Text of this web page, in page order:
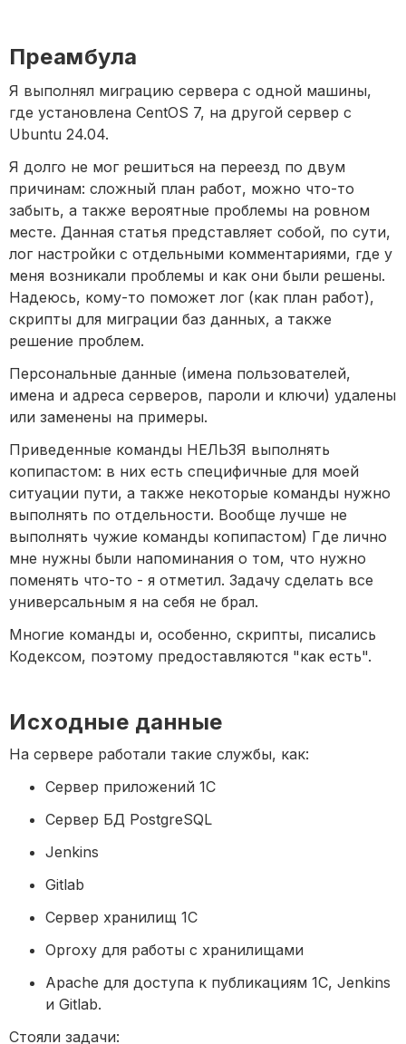
Преамбула
Я выполнял миграцию сервера с одной машины,
где установлена CentOS 7, на другой сервер с
Ubuntu 24.04.
Я долго не мог решиться на переезд по двум
причинам: сложный план работ, можно что-то
забыть, а также вероятные проблемы на ровном
месте. Данная статья представляет собой, по сути,
лог настройки с отдельными комментариями, где у
меня возникали проблемы и как они были решены.
Надеюсь, кому-то поможет лог (как план работ),
скрипты для миграции баз данных, а также
решение проблем.
Персональные данные (имена пользователей,
имена и адреса серверов, пароли и ключи) удалены
или заменены на примеры.
Приведенные команды НЕЛЬЗЯ выполнять
копипастом: в них есть специфичные для моей
ситуации пути, а также некоторые команды нужно
выполнять по отдельности. Вообще лучше не
выполнять чужие команды копипастом) Где лично
мне нужны были напоминания о том, что нужно
поменять что-то - я отметил. Задачу сделать все
универсальным я на себя не брал.
Многие команды и, особенно, скрипты, писались
Кодексом, поэтому предоставляются "как есть".
Исходные данные
На сервере работали такие службы, как:
Сервер приложений 1С
Сервер БД PostgreSQL
Jenkins
Gitlab
Сервер хранилищ 1С
Oproxy для работы с хранилищами
Apache для доступа к публикациям 1С, Jenkins
и Gitlab.
Стояли задачи: